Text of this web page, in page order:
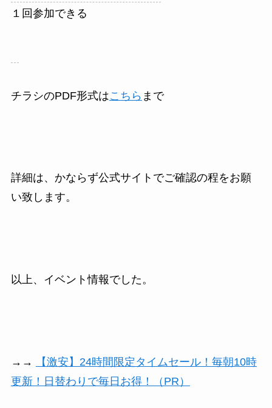
１回参加できる
チラシのPDF形式はこちら まで
詳細は、かならず公式サイトでご確認の程をお願
い致します。
以上、イベント情報でした。
→→
【激安】24時間限定タイムセール！毎朝10時
更新！日替わりで毎日お得！（PR）